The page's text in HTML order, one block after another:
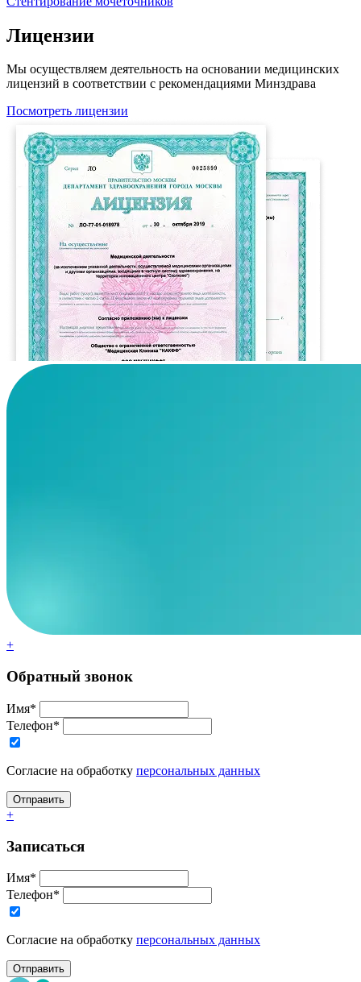
Лицензии
Мы осуществляем деятельность на основании медицинских
лицензий в соответствии с рекомендациями Минздрава
Посмотреть лицензии
+
Обратный звонок
Имя*
Телефон*
Согласие на обработку персональных данных
+
Записаться
Имя*
Телефон*
Согласие на обработку персональных данных